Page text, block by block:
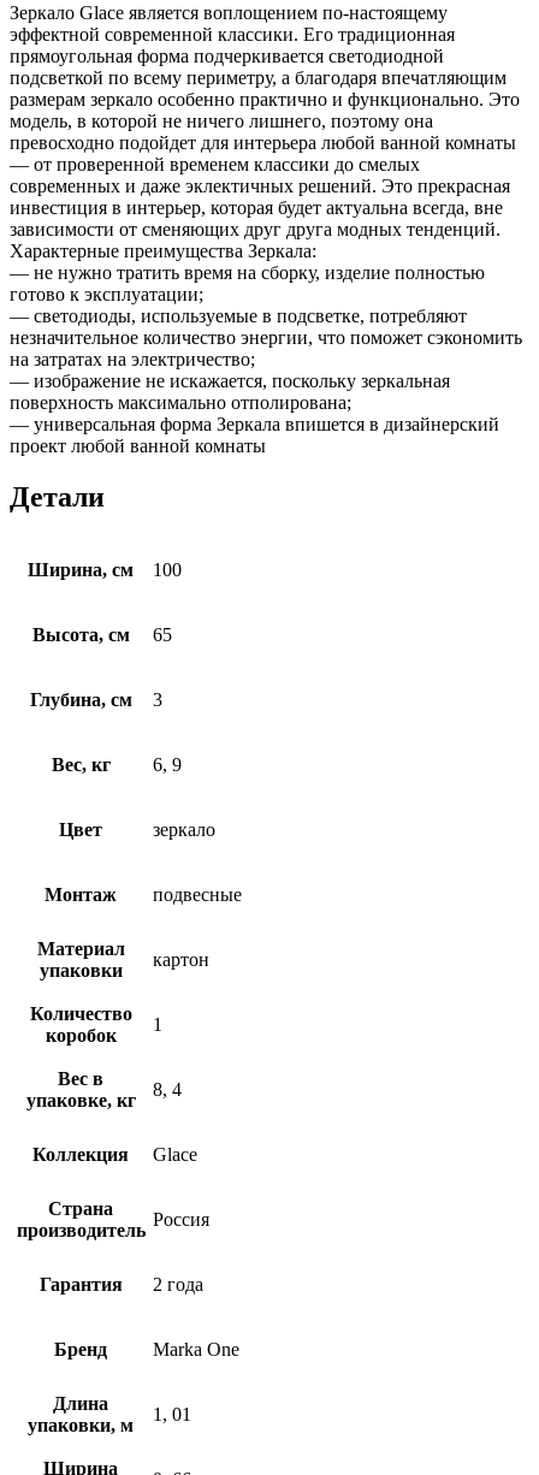
Зеркало Glace является воплощением по-настоящему
эффектной современной классики. Его традиционная
прямоугольная форма подчеркивается светодиодной
подсветкой по всему периметру, а благодаря впечатляющим
размерам зеркало особенно практично и функционально. Это
модель, в которой не ничего лишнего, поэтому она
превосходно подойдет для интерьера любой ванной комнаты
— от проверенной временем классики до смелых
современных и даже эклектичных решений. Это прекрасная
инвестиция в интерьер, которая будет актуальна всегда, вне
зависимости от сменяющих друг друга модных тенденций.
Характерные преимущества Зеркала:
— не нужно тратить время на сборку, изделие полностью
готово к эксплуатации;
— светодиоды, используемые в подсветке, потребляют
незначительное количество энергии, что поможет сэкономить
на затратах на электричество;
— изображение не искажается, поскольку зеркальная
поверхность максимально отполирована;
— универсальная форма Зеркала впишется в дизайнерский
проект любой ванной комнаты
Детали
Ширина, см 100
Высота, см 65
Глубина, см 3
Вес, кг 6, 9
Цвет зеркало
Монтаж подвесные
Материал
упаковки
картон
Количество
коробок
1
Вес в
упаковке, кг
8, 4
Коллекция Glace
Страна
производитель
Россия
Гарантия 2 года
Бренд Marka One
Длина
упаковки, м
1, 01
Ширина